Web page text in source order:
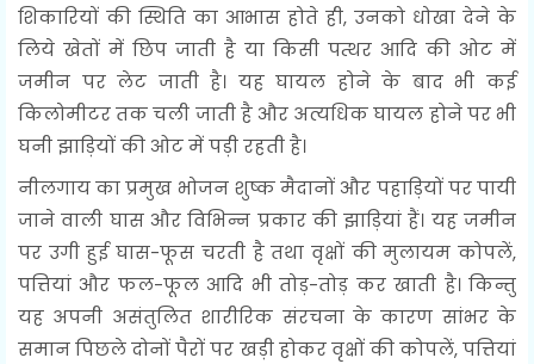
शिकारियों की स्थिति का आभास होते ही, उनको धोखा देने के
लिये खेतों में छिप जाती है या किसी पत्थर आदि की ओट में
जमीन पर लेट जाती है। यह घायल होने के बाद भी कई
किलोमीटर तक चली जाती है और अत्यधिक घायल होने पर भी
घनी झाड़ियों की ओट में पड़ी रहती है।
नीलगाय का प्रमुख भोजन शुष्क मैदानों और पहाड़ियों पर पायी
जाने वाली घास और विभिन्न प्रकार की झाड़ियां हैं। यह जमीन
पर उगी हुई घास-फूस चरती है तथा वृक्षों की मुलायम कोपलें,
पत्तियां और फल-फूल आदि भी तोड़-तोड़ कर खाती है। किन्तु
यह अपनी असंतुलित शारीरिक संरचना के कारण सांभर के
समान पिछले दोनों पैरों पर खड़ी होकर वृक्षों की कोपलें, पत्तियां